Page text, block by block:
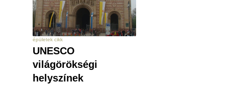
épületek cikk
UNESCO
világörökségi
helyszínek